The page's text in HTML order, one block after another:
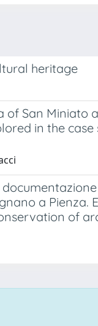
heritage
of San Miniato
in the case
a Pienza.
of